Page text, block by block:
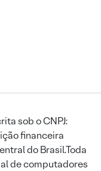
sob o CNPJ:
financeira
do Brasil.Toda
de computadores